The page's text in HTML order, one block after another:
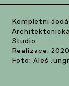
Kompletní
Architektonická
Studio
Realizace: 2020
Foto: Aleš